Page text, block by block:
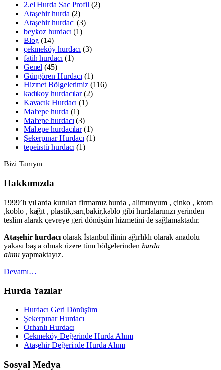
2.el Hurda Sac Profil (2)
Ataşehir hurda (2)
Ataşehir hurdacı (3)
beykoz hurdacı (1)
Blog (14)
çekmeköy hurdacı (3)
fatih hurdacı (1)
Genel (45)
Güngören Hurdacı (1)
Hizmet Bölgelerimiz (116)
kadıkoy hurdacılar(2)
Kavacık Hurdacı (1)
Maltepe hurda (1)
Maltepe hurdacı (3)
Maltepe hurdacılar(1)
Şekerpınar Hurdacı (1)
tepeüstü hurdacı (1)
Bizi Tanıyın
Hakkımızda
1999’lı yıllarda kurulan firmamız hurda , alimunyum , çinko , krom
,koblo , kağıt , plastik,sarı,bakir,kablo gibi hurdalarınızı yerinden
teslim alarak çevreye geri dönüşüm hizmetini de sağlamaktadır.
Ataşehir hurdacı olarak İstanbul ilinin ağırlıklı olarak anadolu
yakası başta olmak üzere tüm bölgelerinden hurda
alımı yapmaktayız.
Devamı…
Hurda Yazılar
Hurdacı Geri Dönüşüm
Şekerpınar Hurdacı
Orhanlı Hurdacı
Çekmeköy Değerinde Hurda Alımı
Ataşehir Değerinde Hurda Alımı
Sosyal Medya